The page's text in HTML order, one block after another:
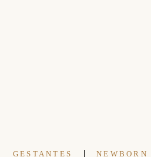
GESTANTES NEWBORN